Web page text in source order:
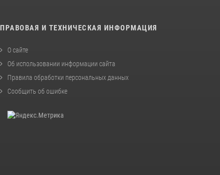
ПРАВОВАЯ И ТЕХНИЧЕСКАЯ ИНФОРМАЦИЯ
О сайте
Об использовании информации сайта
Правила обработки персональных данных
Сообщить об ошибке